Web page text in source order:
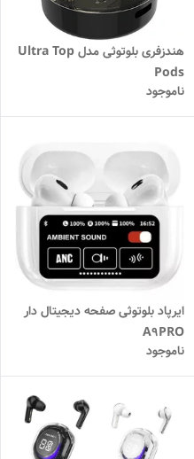
هندزفری بلوتوثی مدل Ultra Top
Pods
ناموجود
ایرپاد بلوتوثی صفحه دیجیتال دار
ناموجود